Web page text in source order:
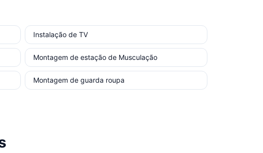
Instalação de TV
Montagem de estação de Musculação
Montagem de guarda roupa